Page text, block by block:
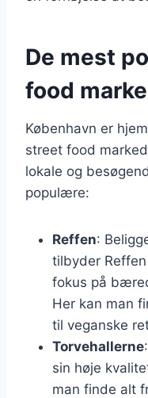
De mest
food
København er
street food
lokale og
populære:
Reffen:
tilbyder
fokus på
Her kan man
til veganske
Torvehallerne
sin høje
man finde alt